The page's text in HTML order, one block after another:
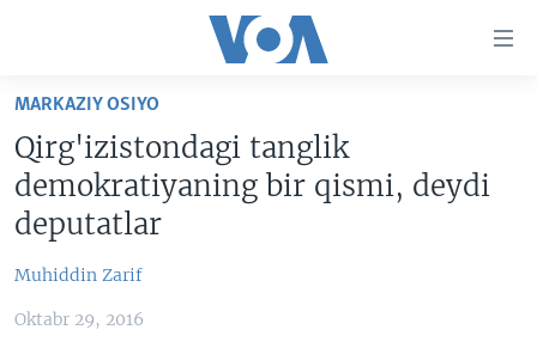
Boshiga
Qidiruvga
o'ting
AMERIKA
MARKAZIY OSIYO
MARKAZIY OSIYO
Qirg'izistondagi tanglik
demokratiyaning bir qismi, deydi
deputatlar
Muhiddin Zarif
Oktabr 29, 2016